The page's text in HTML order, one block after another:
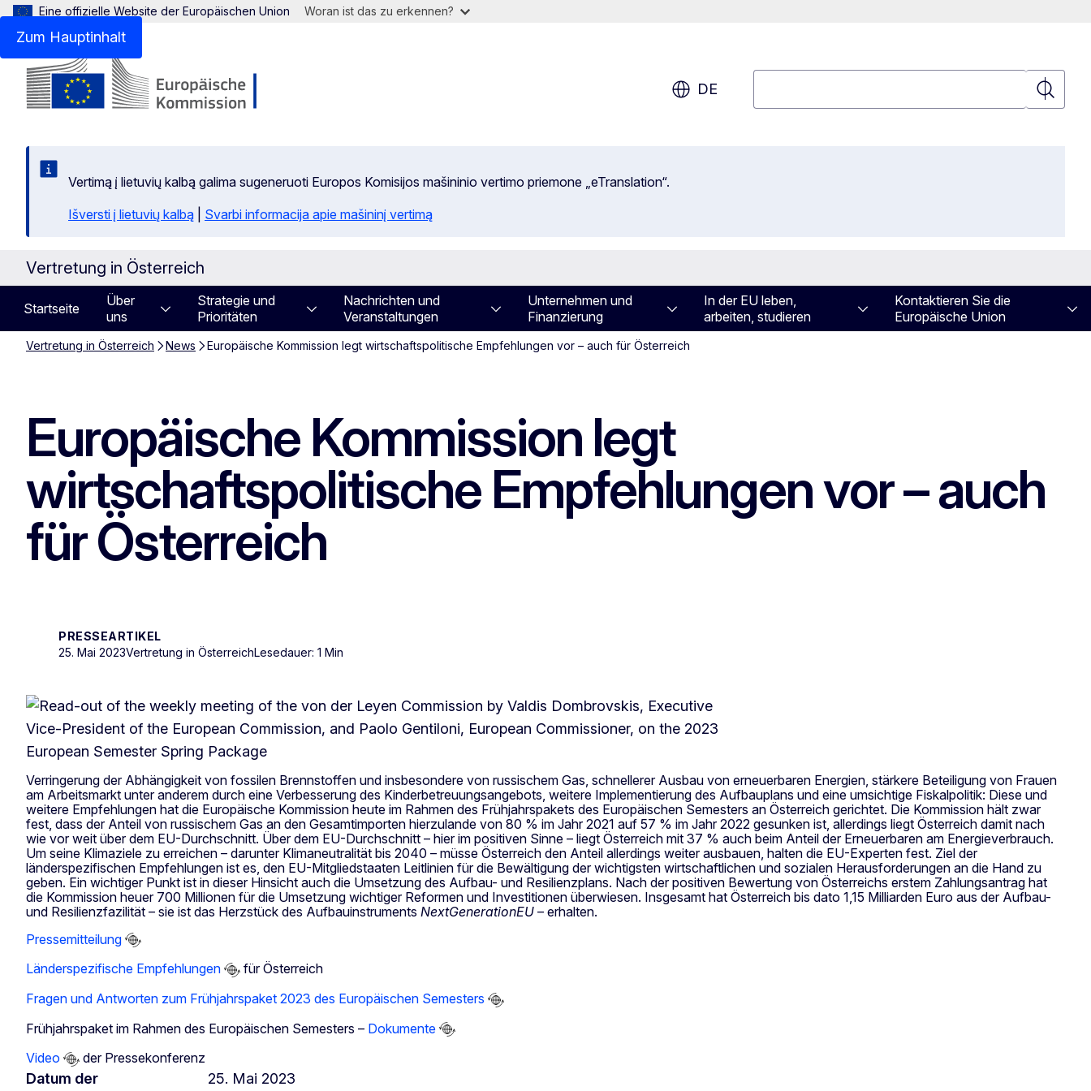
Zum Hauptinhalt
Eine offizielle Website der Europäischen Union Woran ist das zu erkennen?
DE
Suchen
Vertimą į lietuvių kalbą galima sugeneruoti Europos Komisijos mašininio vertimo priemone „eTranslation“.
Išversti į lietuvių kalbą
Svarbi informacija apie mašininį vertimą
Vertretung in Österreich
Startseite
Über
uns
Strategie und
Prioritäten
Nachrichten und
Veranstaltungen
Unternehmen und
Finanzierung
In der EU leben,
arbeiten, studieren
Kontaktieren Sie die
Europäische Union
Vertretung in Österreich News Europäische Kommission legt wirtschaftspolitische Empfehlungen vor – auch für Österreich
Europäische Kommission legt
wirtschaftspolitische Empfehlungen vor – auch
für Österreich
PRESSEARTIKEL
25. Mai 2023Vertretung in ÖsterreichLesedauer: 1 Min
Verringerung der Abhängigkeit von fossilen Brennstoffen und insbesondere von russischem Gas, schnellerer Ausbau von erneuerbaren Energien, stärkere Beteiligung von Frauen
am Arbeitsmarkt unter anderem durch eine Verbesserung des Kinderbetreuungsangebots, weitere Implementierung des Aufbauplans und eine umsichtige Fiskalpolitik: Diese und
weitere Empfehlungen hat die Europäische Kommission heute im Rahmen des Frühjahrspakets des Europäischen Semesters an Österreich gerichtet. Die Kommission hält zwar
fest, dass der Anteil von russischem Gas an den Gesamtimporten hierzulande von 80 % im Jahr 2021 auf 57 % im Jahr 2022 gesunken ist, allerdings liegt Österreich damit nach
wie vor weit über dem EU-Durchschnitt. Über dem EU-Durchschnitt – hier im positiven Sinne – liegt Österreich mit 37 % auch beim Anteil der Erneuerbaren am Energieverbrauch.
Um seine Klimaziele zu erreichen – darunter Klimaneutralität bis 2040 – müsse Österreich den Anteil allerdings weiter ausbauen, halten die EU-Experten fest. Ziel der
länderspezifischen Empfehlungen ist es, den EU-Mitgliedstaaten Leitlinien für die Bewältigung der wichtigsten wirtschaftlichen und sozialen Herausforderungen an die Hand zu
geben. Ein wichtiger Punkt ist in dieser Hinsicht auch die Umsetzung des Aufbau- und Resilienzplans. Nach der positiven Bewertung von Österreichs erstem Zahlungsantrag hat
die Kommission heuer 700 Millionen für die Umsetzung wichtiger Reformen und Investitionen überwiesen. Insgesamt hat Österreich bis dato 1,15 Milliarden Euro aus der Aufbau-
und Resilienzfazilität – sie ist das Herzstück des Aufbauinstruments NextGenerationEU – erhalten.
Pressemitteilung
Länderspezifische Empfehlungen
für Österreich
Fragen und Antworten zum Frühjahrspaket 2023 des Europäischen Semesters
Frühjahrspaket im Rahmen des Europäischen Semesters – Dokumente
Video
der Pressekonferenz
Datum der 25. Mai 2023